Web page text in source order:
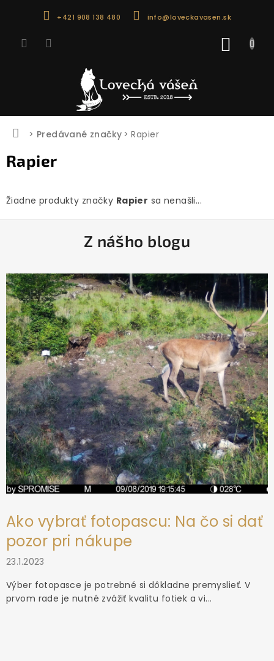
+421 908 138 480 info@loveckavasen.sk
Domov
Predávané značky Rapier
Rapier
Žiadne produkty značky Rapier sa nenašli...
ä
e
Z nášho blogu
Ako vybrať fotopascu: Na čo si dať
pozor pri nákupe
23.1.2023
Výber fotopasce je potrebné si dôkladne premyslieť. V
prvom rade je nutné zvážiť kvalitu fotiek a vi...